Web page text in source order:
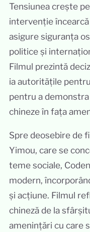
Tensiunea crește
intervenție
asigure siguranța
politice și
Filmul prezintă
ia autoritățile
pentru a
chineze în fața
Spre deosebire de
Yimou, care se
teme sociale,
modern,
și acțiune. Filmul
chineză de la
amenințări cu care